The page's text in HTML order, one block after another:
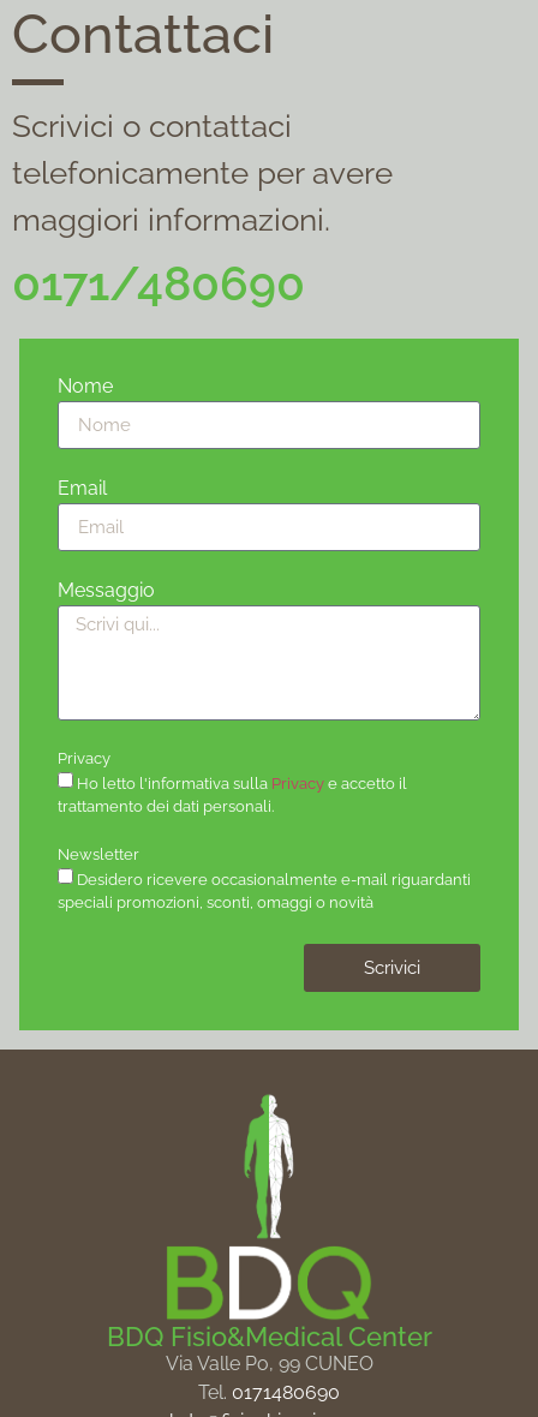
Contattaci
Scrivici o contattaci
telefonicamente per avere
maggiori informazioni.
0171/480690
Nome
Email
Messaggio
Privacy
Ho letto l'informativa sulla Privacy e accetto il
trattamento dei dati personali.
Newsletter
Desidero ricevere occasionalmente e-mail riguardanti
speciali promozioni, sconti, omaggi o novità
Scrivici
BDQ Fisio&Medical Center
Via Valle Po, 99 CUNEO
Tel. 0171480690